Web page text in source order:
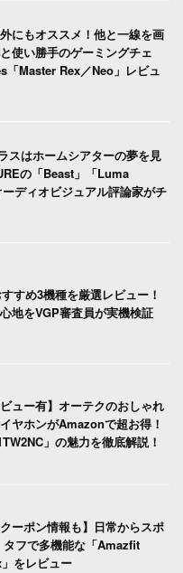
にもオススメ！他と一線を画
使い勝手のゲーミングチェ
「Master Rex／Neo」レビュ
スはホームシアターの夢を見
の「Beast」「Luma
ディオビジュアル評論家がチ
すめ3機種を厳選レビュー！
地をVGP審査員が実機検証
ビュー有】オーテクのおしゃれ
ヤホンがAmazonで超お得！
」の魅力を徹底解説！
クーポン情報も】日常からスポ
タフで多機能な「Amazfit
をレビュー